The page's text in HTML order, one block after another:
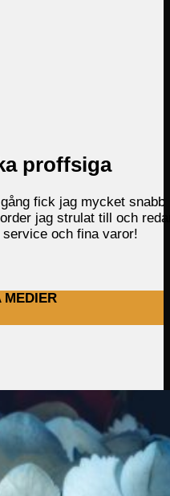
proffsiga
fick jag mycket snabb
jag strulat till och
och fina varor!
MEDIER